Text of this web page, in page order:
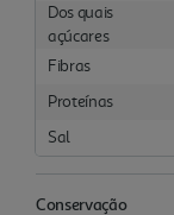
Dos quais
açúcares
Fibras
Proteínas
Sal
Conservação